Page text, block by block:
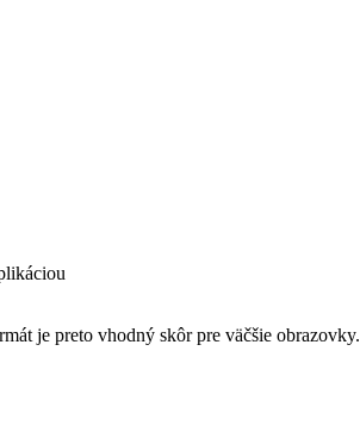
je preto vhodný skôr pre väčšie obrazovky.